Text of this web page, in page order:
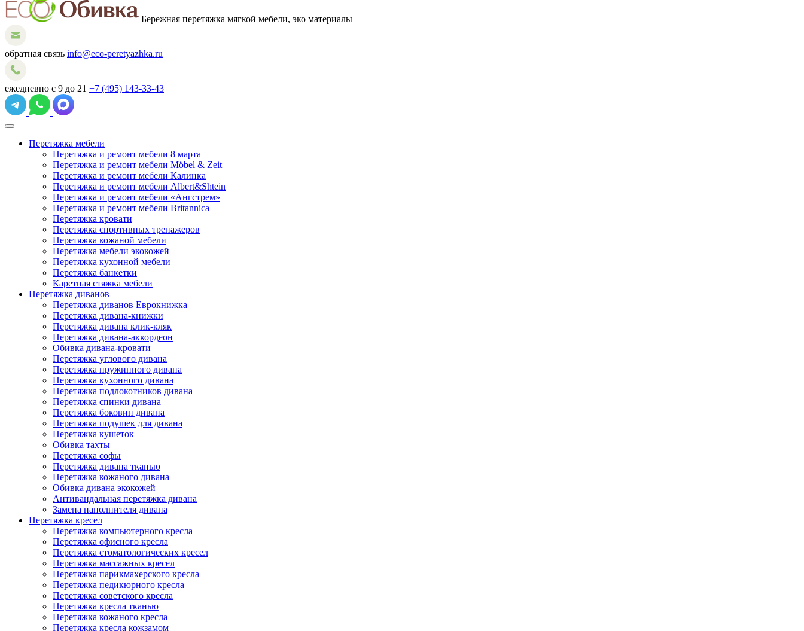
Бережная перетяжка мягкой мебели, эко материалы
обратная связь info@eco-peretyazhka.ru
ежедневно с 9 до 21 +7 (495) 143-33-43
Перетяжка мебели
Перетяжка и ремонт мебели 8 марта
Перетяжка и ремонт мебели Möbel & Zeit
Перетяжка и ремонт мебели Калинка
Перетяжка и ремонт мебели Albert&Shtein
Перетяжка и ремонт мебели «Ангстрем»
Перетяжка и ремонт мебели Britannica
Перетяжка кровати
Перетяжка спортивных тренажеров
Перетяжка кожаной мебели
Перетяжка мебели экокожей
Перетяжка кухонной мебели
Перетяжка банкетки
Каретная стяжка мебели
Перетяжка диванов
Перетяжка диванов Еврокнижка
Перетяжка дивана-книжки
Перетяжка дивана клик-кляк
Перетяжка дивана-аккордеон
Обивка дивана-кровати
Перетяжка углового дивана
Перетяжка пружинного дивана
Перетяжка кухонного дивана
Перетяжка подлокотников дивана
Перетяжка спинки дивана
Перетяжка боковин дивана
Перетяжка подушек для дивана
Перетяжка кушеток
Обивка тахты
Перетяжка софы
Перетяжка дивана тканью
Перетяжка кожаного дивана
Обивка дивана экокожей
Антивандальная перетяжка дивана
Замена наполнителя дивана
Перетяжка кресел
Перетяжка компьютерного кресла
Перетяжка офисного кресла
Перетяжка стоматологических кресел
Перетяжка массажных кресел
Перетяжка парикмахерского кресла
Перетяжка педикюрного кресла
Перетяжка советского кресла
Перетяжка кресла тканью
Перетяжка кожаного кресла
Перетяжка кресла кожзамом